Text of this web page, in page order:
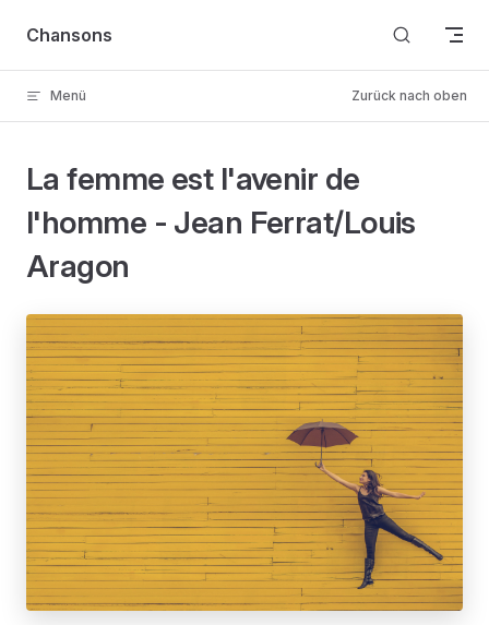
Skip to content
Chansons
Menü Zurück nach oben
La femme est l'avenir de
l'homme - Jean Ferrat/Louis
Aragon